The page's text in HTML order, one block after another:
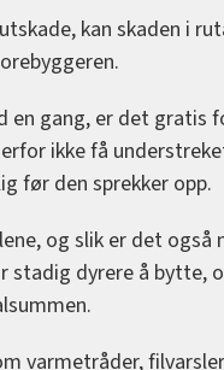
kan skaden i
en gang, er det gratis
ikke få
før den sprekker opp.
og slik er det
dyrere å bytte,
varmetråder,